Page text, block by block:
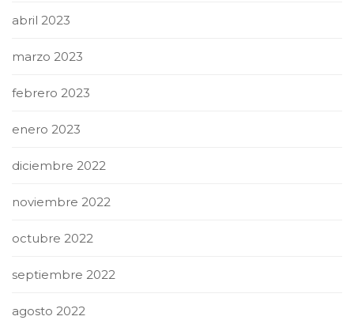
abril 2023
marzo 2023
febrero 2023
enero 2023
diciembre 2022
noviembre 2022
octubre 2022
septiembre 2022
agosto 2022